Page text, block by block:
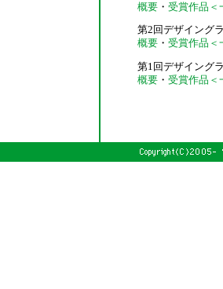
概要・ 受賞作品＜
第2回デザイング
概要・ 受賞作品＜
第1回デザイング
概要・ 受賞作品＜